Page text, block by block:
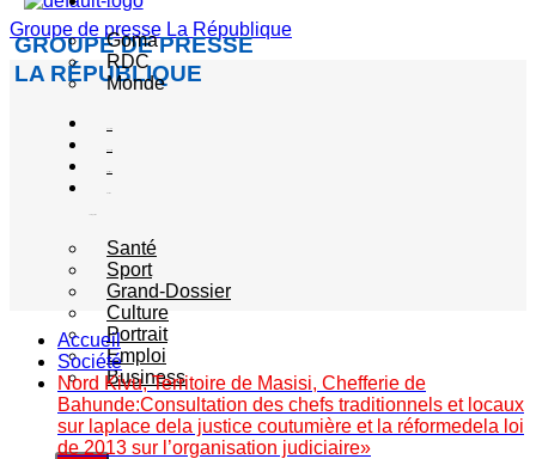
Groupe de presse La République
GROUPE DE PRESSE
LA RÉPUBLIQUE
Goma
RDC
Monde
Santé
Sport
Grand-Dossier
Culture
Portrait
Emploi
Business
Accueil
Société
Nord Kivu, Territoire de Masisi, Chefferie de
Bahunde:Consultation des chefs traditionnels et locaux
sur laplace dela justice coutumière et la réformedela loi
de 2013 sur l’organisation judiciaire»